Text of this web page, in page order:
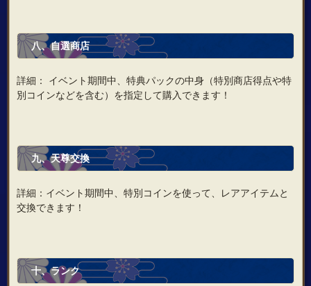
八、自選商店
詳細： イベント期間中、特典パックの中身（特別商店得点や特
別コインなどを含む）を指定して購入できます！
九、天尊交換
詳細：イベント期間中、特別コインを使って、レアアイテムと
交換できます！
十、ランク